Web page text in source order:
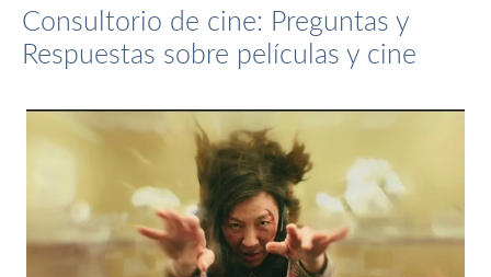
Consultorio de cine: Preguntas y
Respuestas sobre películas y cine